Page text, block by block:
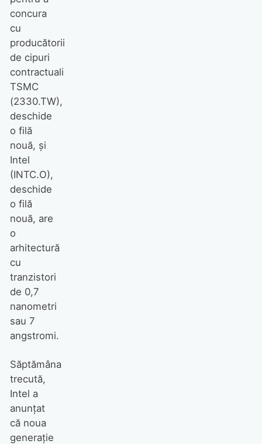
concura
cu
producătorii
de cipuri
contractuali
TSMC
(2330.TW),
deschide
o filă
nouă, și
Intel
(INTC.O),
deschide
o filă
nouă, are
o
arhitectură
cu
tranzistori
de 0,7
nanometri
sau 7
angstromi.
Săptămâna
trecută,
Intel a
anunțat
că noua
generație